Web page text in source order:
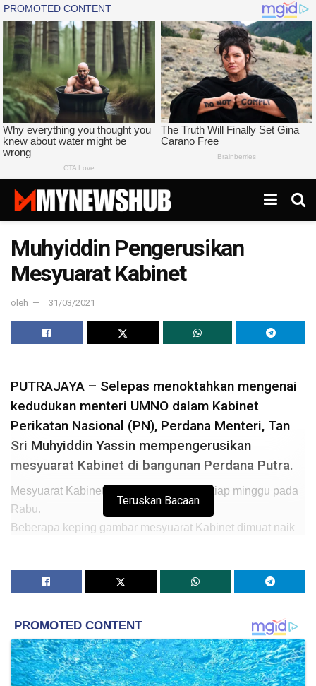
Muhyiddin Pengerusikan
Mesyuarat Kabinet
oleh 31/03/2021
PUTRAJAYA – Selepas menoktahkan mengenai
kedudukan menteri UMNO dalam Kabinet
Perikatan Nasional (PN), Perdana Menteri, Tan
Sri Muhyiddin Yassin mempengerusikan
mesyuarat Kabinet di bangunan Perdana Putra.
Mesyuarat Kabinet tersebut diadakan setiap minggu pada
Rabu.
Beberapa keping gambar mesyuarat Kabinet dimuat naik
Kelihatan dalam mesyuarat tersebut Menteri Kanan
(Keselamatan), Datuk Seri Ismail Sabri Yaakob yang
Kanan (Perdagangan Antarabangsa dan Industri), Datuk
Seri Mohamed Azmin Ali berada di sebelah kirinya.
Turut kelihatan, Menteri Kewangan, Senator Tengku Datuk
Teruskan Bacaan